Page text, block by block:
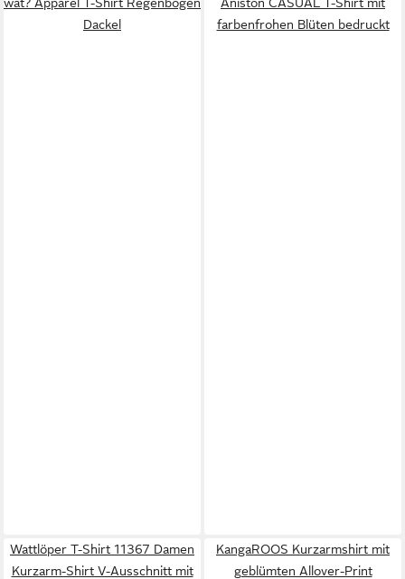
Dackel
farbenfrohen Blüten bedruckt
Wattlöper T-Shirt 11367 Damen
Kurzarm-Shirt V-Ausschnitt mit
KangaROOS Kurzarmshirt mit
geblümten Allover-Print